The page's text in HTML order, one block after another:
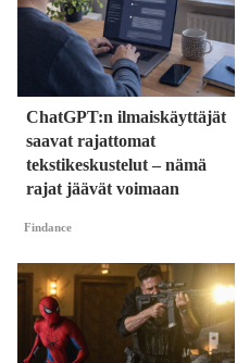
ChatGPT:n ilmaiskäyttäjät
saavat rajattomat
tekstikeskustelut – nämä
rajat jäävät voimaan
Findance